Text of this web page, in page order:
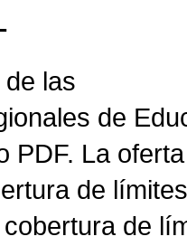
las
de
PDF. La
de
de